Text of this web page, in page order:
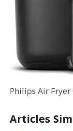
Philips Air Fryer
Articles